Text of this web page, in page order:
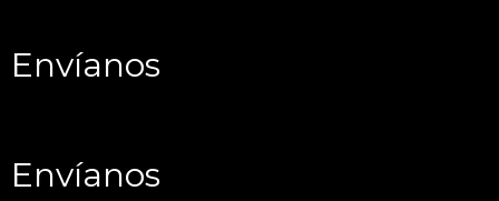
Envíanos
Envíanos